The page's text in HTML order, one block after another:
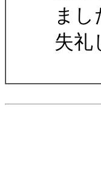
まし
失礼